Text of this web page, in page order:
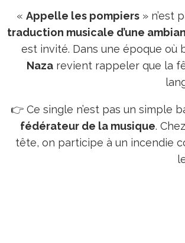
« Appelle les pompiers» n’est
traduction musicale d’une
est invité. Dans une époque où
Nazarevient rappeler que la
👉 Ce single n’est pas un simple
fédérateur de la musique.
tête, on participe à un incendie